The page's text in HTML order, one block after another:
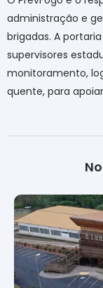
administração e
brigadas. A
supervisores
monitoramento,
quente, para